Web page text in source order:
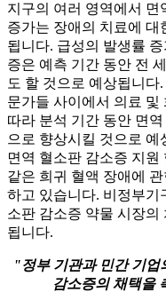
지구의 여러 영역에서 면
증가는 장애의 치료에
됩니다. 급성의 발생률
증은 예측 기간 동안 전
도 할 것으로 예상됩니다
문가들 사이에서 의료 및
따라 분석 기간 동안 면
으로 향상시킬 것으로 예
면역 혈소판 감소증 지
같은 희귀 혈액 장애에
하고 있습니다. 비정부기
소판 감소증 약물 시장
됩니다.
"정부 기관과 민간 기업
감소증의 채택을